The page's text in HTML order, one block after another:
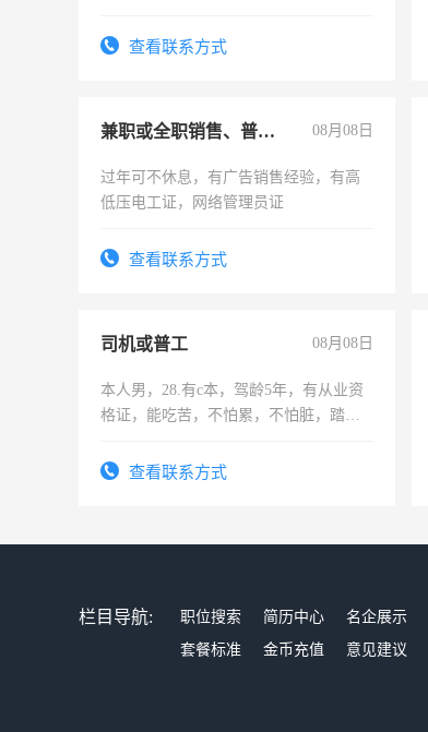
查看联系方式
兼职或全职销售、普工、维修 08月08日
过年可不休息，有广告销售经验，有高
低压电工证，网络管理员证
查看联系方式
司机或普工 08月08日
本人男，28.有c本，驾龄5年，有从业资
格证，能吃苦，不怕累，不怕脏，踏
查看联系方式
栏目导航: 职位搜索 简历中心 名企展示
套餐标准
金币充值 意见建议